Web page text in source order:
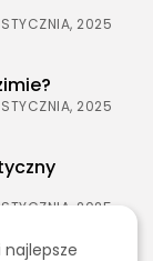
2025
2025
2025